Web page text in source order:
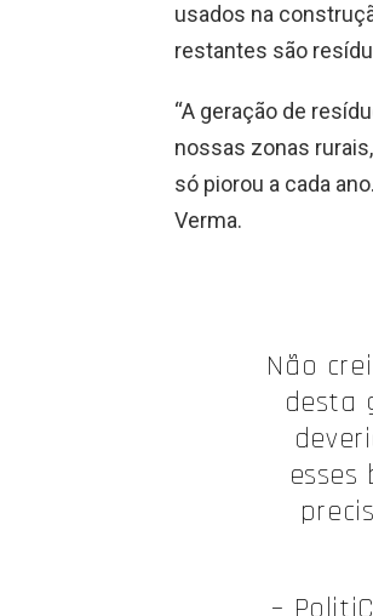
usados ​​na
restantes são
“A geração de
nossas zonas
só piorou a cada
Verma.
Não
desta